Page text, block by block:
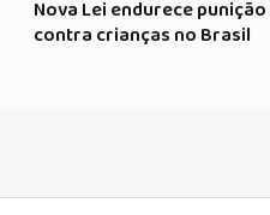
Nova Lei endurece
contra crianças no Brasil